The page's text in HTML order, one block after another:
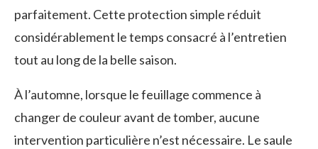
parfaitement. Cette protection simple réduit
considérablement le temps consacré à l’entretien
tout au long de la belle saison.
À l’automne, lorsque le feuillage commence à
changer de couleur avant de tomber, aucune
intervention particulière n’est nécessaire. Le saule